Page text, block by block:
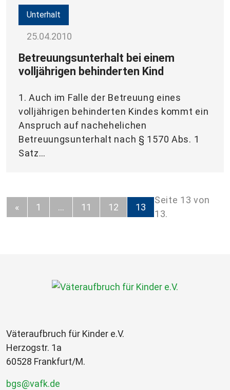
Unterhalt
25.04.2010
Betreuungsunterhalt bei einem
volljährigen behinderten Kind
1. Auch im Falle der Betreuung eines
volljährigen behinderten Kindes kommt ein
Anspruch auf nachehelichen
Betreuungsunterhalt nach § 1570 Abs. 1
Satz…
« 1 … 11 12 13
Seite 13 von
13.
Väteraufbruch für Kinder e.V.
Herzogstr. 1a
60528 Frankfurt/M.
bgs@vafk.de